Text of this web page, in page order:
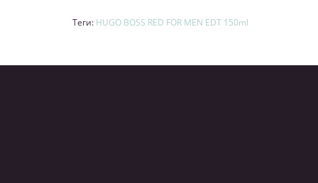
Теги: HUGO BOSS RED FOR MEN EDT 150ml